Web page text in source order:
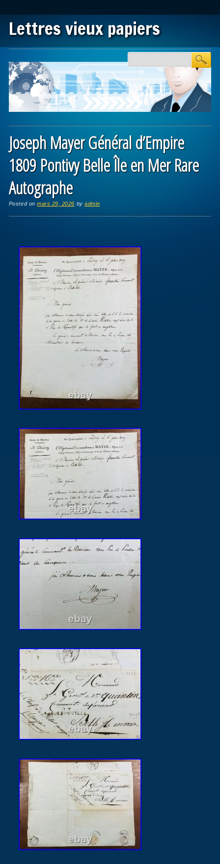
Lettres vieux papiers
Main menu
Joseph Mayer Général d’Empire
1809 Pontivy Belle Île en Mer Rare
Autographe
Posted onmars 29, 2026 byadmin